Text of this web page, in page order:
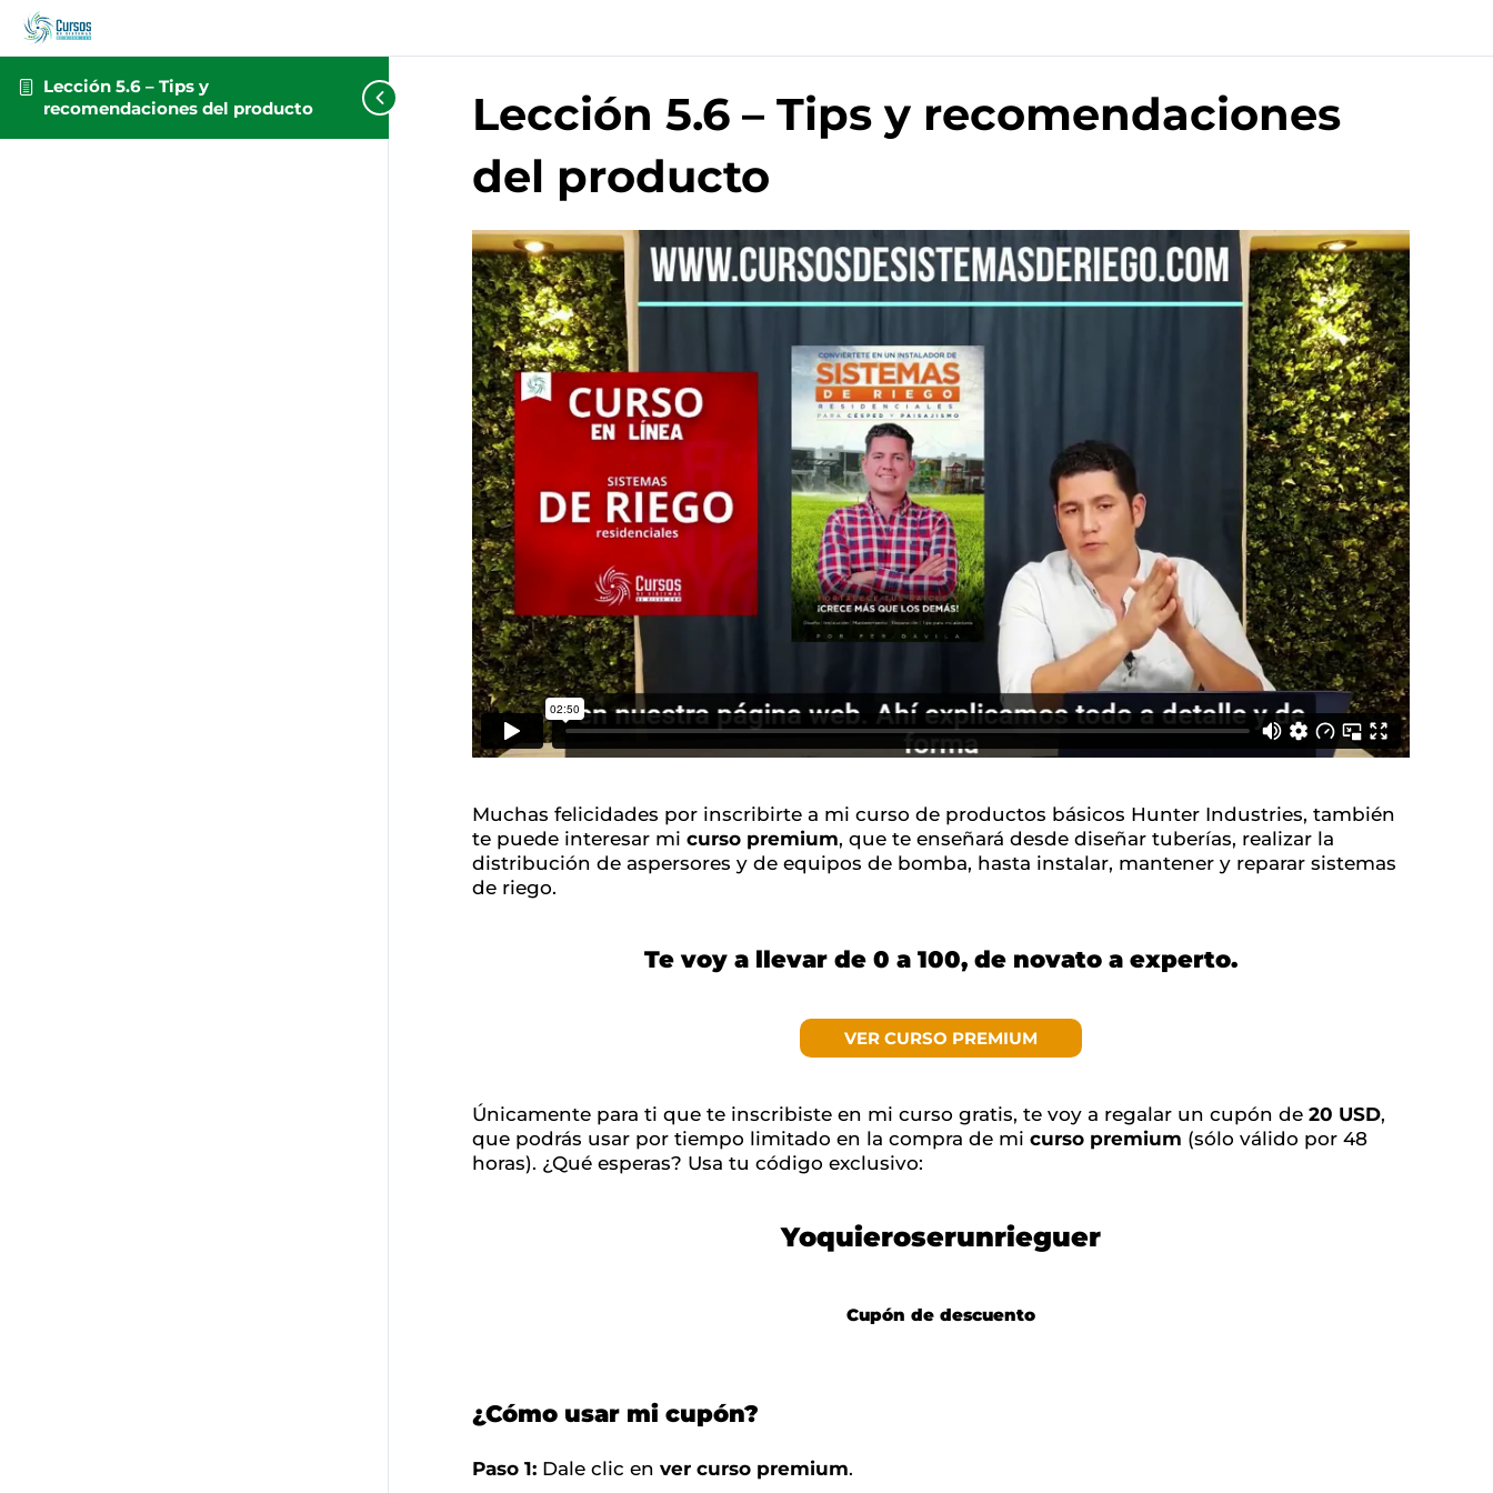
Lección 5.6 – Tips y
recomendaciones del producto
Lección 5.6 – Tips y recomendaciones
del producto
Muchas felicidades por inscribirte a mi curso de productos básicos Hunter Industries, también
te puede interesar mi curso premium, que te enseñará desde diseñar tuberías, realizar la
distribución de aspersores y de equipos de bomba, hasta instalar, mantener y reparar sistemas
de riego.
Te voy a llevar de 0 a 100, de novato a experto.
VER CURSO PREMIUM
Únicamente para ti que te inscribiste en mi curso gratis, te voy a regalar un cupón de 20 USD,
que podrás usar por tiempo limitado en la compra de mi curso premium (sólo válido por 48
horas). ¿Qué esperas? Usa tu código exclusivo:
Yoquieroserunrieguer
Cupón de descuento
¿Cómo usar mi cupón?
Paso 1: Dale clic en ver curso premium.